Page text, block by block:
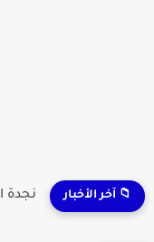
📁 آخر الأخبار